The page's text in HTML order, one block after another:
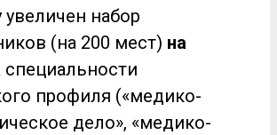
увеличен набор
(на 200 мест) на
специальности
профиля («медико-
дело», «медико-